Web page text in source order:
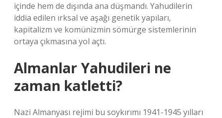
içinde hem de dışında ana düşmandı. Yahudilerin
iddia edilen ırksal ve aşağı genetik yapıları,
kapitalizm ve komünizmin sömürge sistemlerinin
ortaya çıkmasına yol açtı.
Almanlar Yahudileri ne
zaman katletti?
Nazi Almanyası rejimi bu soykırımı 1941-1945 yılları